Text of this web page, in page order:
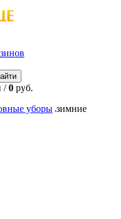
/0 руб.
уборы зимние